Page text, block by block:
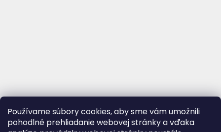
Používame súbory cookies, aby sme vám umožnili
pohodlné prehliadanie webovej stránky a vďaka